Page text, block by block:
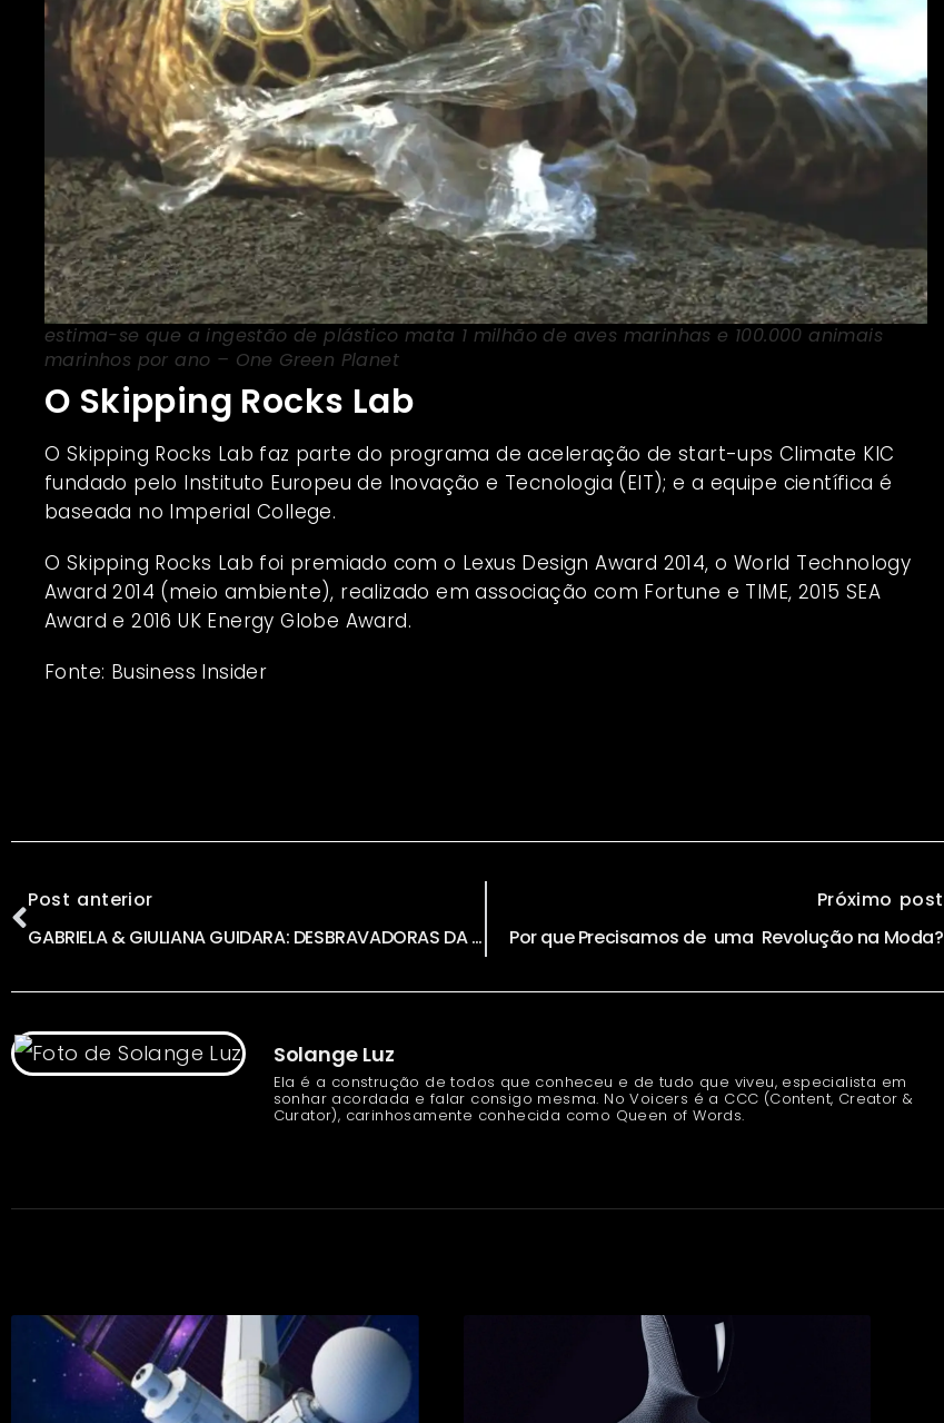
estima-se que a ingestão de plástico mata 1 milhão de aves marinhas e 100.000 animais
marinhos por ano – One Green Planet
O Skipping Rocks Lab
O Skipping Rocks Lab faz parte do programa de aceleração de start-ups Climate KIC
fundado pelo Instituto Europeu de Inovação e Tecnologia (EIT); e a equipe científica é
baseada no Imperial College.
O Skipping Rocks Lab foi premiado com o Lexus Design Award 2014, o World Technology
Award 2014 (meio ambiente), realizado em associação com Fortune e TIME, 2015 SEA
Award e 2016 UK Energy Globe Award.
Fonte: Business Insider
Post anterior
GABRIELA & GIULIANA GUIDARA: DESBRAVADORAS DA NOVA FORMA DE VER O MUNDO
Próximo post
Por que Precisamos de uma Revolução na Moda?
Solange Luz
Ela é a construção de todos que conheceu e de tudo que viveu, especialista em
sonhar acordada e falar consigo mesma. No Voicers é a CCC (Content, Creator &
Curator), carinhosamente conhecida como Queen of Words.